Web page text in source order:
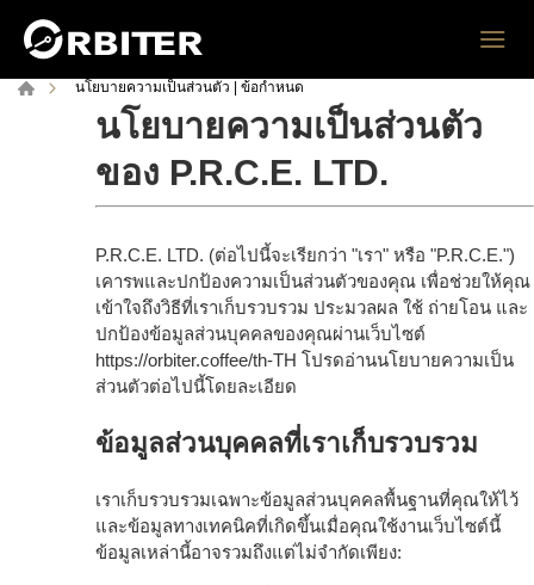
นโยบายความเป็นส่วนตัว | ข้อกำหนด
นโยบายความเป็นส่วนตัว
ของ P.R.C.E. LTD.
P.R.C.E. LTD. (ต่อไปนี้จะเรียกว่า "เรา" หรือ "P.R.C.E.")
เคารพและปกป้องความเป็นส่วนตัวของคุณ เพื่อช่วยให้คุณ
เข้าใจถึงวิธีที่เราเก็บรวบรวม ประมวลผล ใช้ ถ่ายโอน และ
ปกป้องข้อมูลส่วนบุคคลของคุณผ่านเว็บไซต์
https://orbiter.coffee/th-TH โปรดอ่านนโยบายความเป็น
ส่วนตัวต่อไปนี้โดยละเอียด
ข้อมูลส่วนบุคคลที่เราเก็บรวบรวม
เราเก็บรวบรวมเฉพาะข้อมูลส่วนบุคคลพื้นฐานที่คุณให้ไว้
และข้อมูลทางเทคนิคที่เกิดขึ้นเมื่อคุณใช้งานเว็บไซต์นี้
ข้อมูลเหล่านี้อาจรวมถึงแต่ไม่จำกัดเพียง: